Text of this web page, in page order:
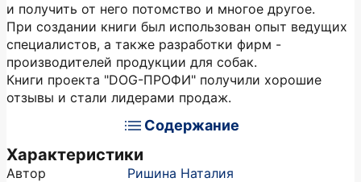
и получить от него потомство и многое другое.
При создании книги был использован опыт ведущих
специалистов, а также разработки фирм -
производителей продукции для собак.
Книги проекта "DOG-ПРОФИ" получили хорошие
отзывы и стали лидерами продаж.
Содержание
Характеристики
Автор
Ришина Наталия